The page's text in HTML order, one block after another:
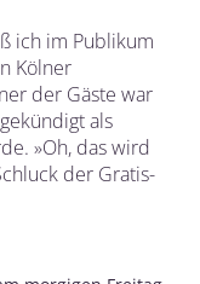
ich im Publikum
Kölner
der Gäste war
als
»Oh, das wird
der Gratis-